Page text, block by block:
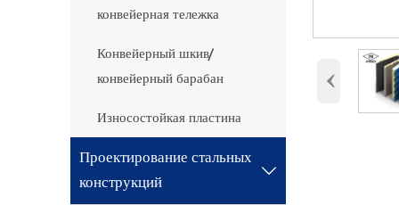
конвейерная тележка
Конвейерный шкив/
конвейерный барабан
Износостойкая пластина
Проектирование стальных
конструкций

‹